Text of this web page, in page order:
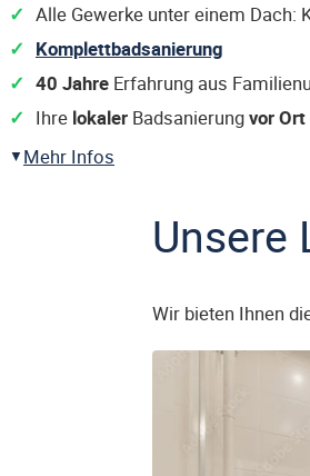
Alle Gewerke unter einem Dach:
Komplettbadsanierung
40 Jahre Erfahrung aus
Ihre lokaler Badsanierungvor Ort
Mehr Infos
Unsere
Wir bieten Ihnen